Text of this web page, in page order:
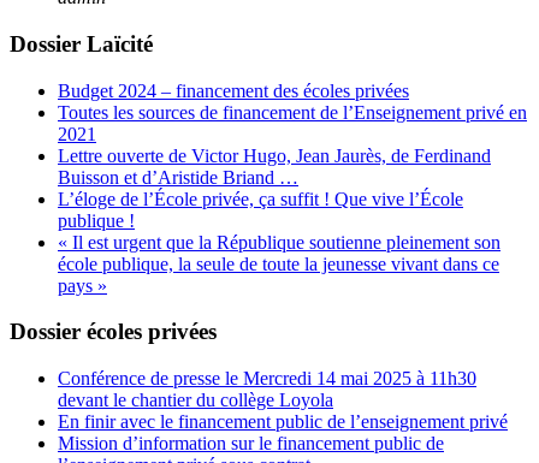
Dossier Laïcité
Budget 2024 – financement des écoles privées
Toutes les sources de financement de l’Enseignement privé en
2021
Lettre ouverte de Victor Hugo, Jean Jaurès, de Ferdinand
Buisson et d’Aristide Briand …
L’éloge de l’École privée, ça suffit ! Que vive l’École
publique !
« Il est urgent que la République soutienne pleinement son
école publique, la seule de toute la jeunesse vivant dans ce
pays »
Dossier écoles privées
Conférence de presse le Mercredi 14 mai 2025 à 11h30
devant le chantier du collège Loyola
En finir avec le financement public de l’enseignement privé
Mission d’information sur le financement public de